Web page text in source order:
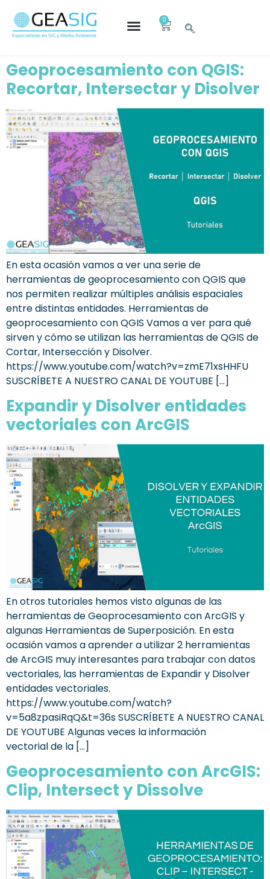
0
Geoprocesamiento con QGIS:
Recortar, Intersectar y Disolver
En esta ocasión vamos a ver una serie de
herramientas de geoprocesamiento con QGIS que
nos permiten realizar múltiples análisis espaciales
entre distintas entidades. Herramientas de
geoprocesamiento con QGIS Vamos a ver para qué
sirven y cómo se utilizan las herramientas de QGIS de
Cortar, Intersección y Disolver.
https://www.youtube.com/watch?v=zmE71xsHHFU
SUSCRÍBETE A NUESTRO CANAL DE YOUTUBE […]
Expandir y Disolver entidades
vectoriales con ArcGIS
En otros tutoriales hemos visto algunas de las
herramientas de Geoprocesamiento con ArcGIS y
algunas Herramientas de Superposición. En esta
ocasión vamos a aprender a utilizar 2 herramientas
de ArcGIS muy interesantes para trabajar con datos
vectoriales, las herramientas de Expandir y Disolver
entidades vectoriales.
https://www.youtube.com/watch?
v=5a8zpasiRqQ&t=36s SUSCRÍBETE A NUESTRO CANAL
DE YOUTUBE Algunas veces la información
vectorial de la […]
Geoprocesamiento con ArcGIS:
Clip, Intersect y Dissolve